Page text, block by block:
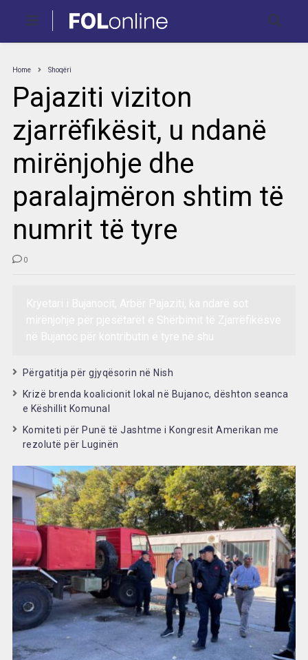
Home Shoqëri
Pajaziti viziton
zjarrëfikësit, u ndanë
mirënjohje dhe
paralajmëron shtim të
numrit të tyre
0
Përgatitja për gjyqësorin në Nish
Krizë brenda koalicionit lokal në Bujanoc, dështon seanca
e Këshillit Komunal
Komiteti për Punë të Jashtme i Kongresit Amerikan me
rezolutë për Luginën